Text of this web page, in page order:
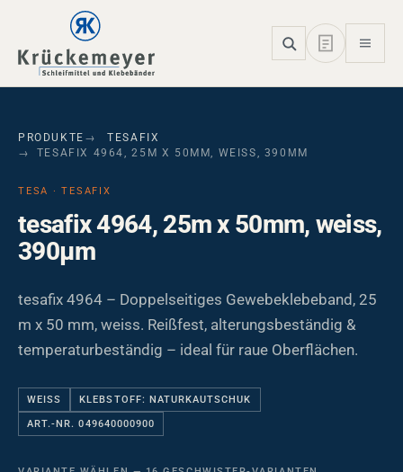
Skip to main navigation
Skip to main content
Skip to page footer
PRODUKTE
TESAFIX
TESAFIX 4964, 25M X 50MM, WEISS, 390ΜM
TESA · TESAFIX
tesafix 4964, 25m x 50mm, weiss,
390µm
tesafix 4964 – Doppelseitiges Gewebeklebeband, 25
m x 50 mm, weiss. Reißfest, alterungsbeständig &
temperaturbeständig – ideal für raue Oberflächen.
WEISS KLEBSTOFF: NATURKAUTSCHUK
ART.-NR. 049640000900